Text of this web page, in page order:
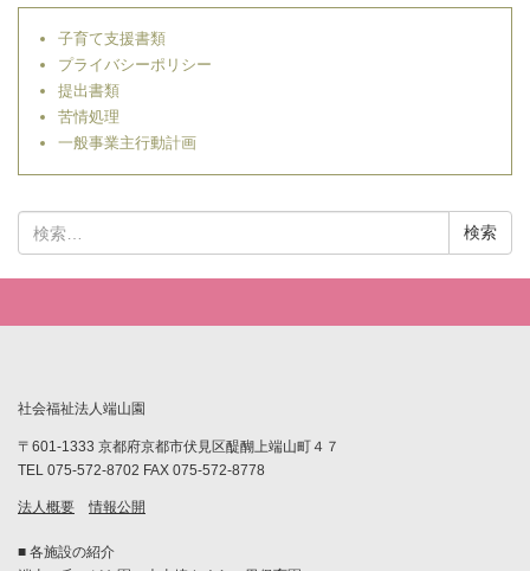
子育て支援書類
プライバシーポリシー
提出書類
苦情処理
一般事業主行動計画
索:
社会福祉法人端山園
〒601-1333 京都府京都市伏見区醍醐上端山町４７
TEL 075-572-8702 FAX 075-572-8778
法人概要 情報公開
■ 各施設の紹介